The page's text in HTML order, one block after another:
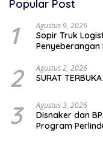
Popular Post
1 Agustus 9, 2026
Sopir Truk
Penyeberangan
2 Agustus 2, 2026
SURAT TERBUKA
3 Agustus 3, 2026
Disnaker dan
Program